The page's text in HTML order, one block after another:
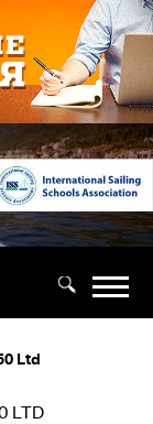
Ltd
LTD